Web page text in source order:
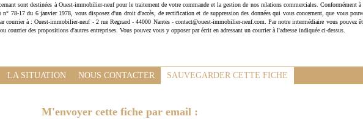
sont destinées à Ouest-immobilier-neuf pour le traitement de votre commande et la gestion de nos relations commerciales. Conformément à
78-17 du 6 janvier 1978, vous disposez d'un droit d'accès, de rectification et de suppression des données qui vous concernent, que vous
courrier à : Ouest-immobilier-neuf - 2 rue Regnard - 44000 Nantes - contact@ouest-immobilier-neuf.com. Par notre intermédiaire vous pouvez
courrier des propositions d'autres entreprises. Vous pouvez vous y opposer par écrit en adressant un courrier à l'adresse indiquée ci-dessus.
LA SITUATION NOUS CONTACTER SAUVEGARDER CETTE FICHE
M'envoyer cette fiche par email :